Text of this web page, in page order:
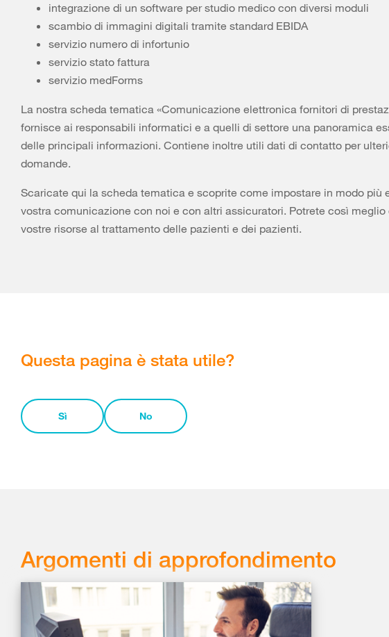
integrazione di un software per studio medico con diversi moduli
scambio di immagini digitali tramite standard EBIDA
servizio numero di infortunio
servizio stato fattura
servizio medForms
La nostra scheda tematica «Comunicazione elettronica fornitori di
fornisce ai responsabili informatici e a quelli di settore una panoramica
delle principali informazioni. Contiene inoltre utili dati di contatto per
domande.
Scaricate qui la scheda tematica e scoprite come impostare in modo più
vostra comunicazione con noi e con altri assicuratori. Potrete così meglio
vostre risorse al trattamento delle pazienti e dei pazienti.
Questa pagina è stata utile?
Sì No
Argomenti di approfondimento